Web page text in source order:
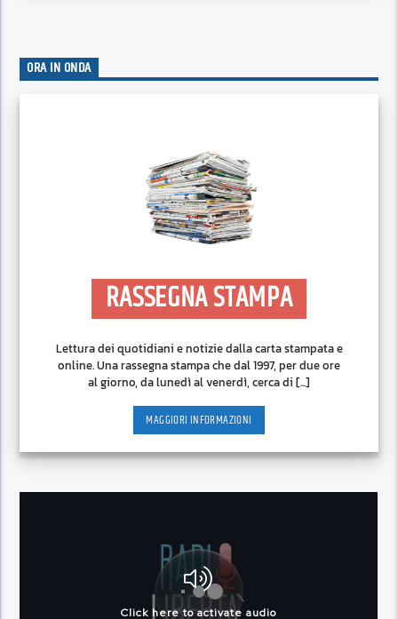
ORA IN ONDA
RASSEGNA STAMPA
Lettura dei quotidiani e notizie dalla carta stampata e
online. Una rassegna stampa che dal 1997, per due ore
al giorno, da lunedì al venerdì, cerca di [...]
MAGGIORI INFORMAZIONI